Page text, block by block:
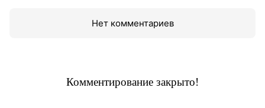
Нет комментариев
Комментирование закрыто!